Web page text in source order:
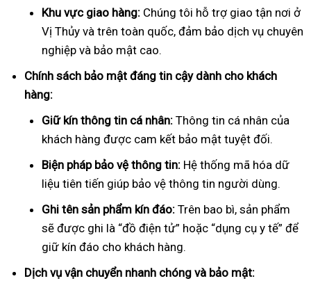
Khu vực giao hàng: Chúng tôi hỗ trợ giao tận nơi ở
Vị Thủy và trên toàn quốc, đảm bảo dịch vụ chuyên
nghiệp và bảo mật cao.
Chính sách bảo mật đáng tin cậy dành cho khách
hàng:
Giữ kín thông tin cá nhân: Thông tin cá nhân của
khách hàng được cam kết bảo mật tuyệt đối.
Biện pháp bảo vệ thông tin: Hệ thống mã hóa dữ
liệu tiên tiến giúp bảo vệ thông tin người dùng.
Ghi tên sản phẩm kín đáo: Trên bao bì, sản phẩm
sẽ được ghi là “đồ điện tử” hoặc “dụng cụ y tế” để
giữ kín đáo cho khách hàng.
Dịch vụ vận chuyển nhanh chóng và bảo mật: